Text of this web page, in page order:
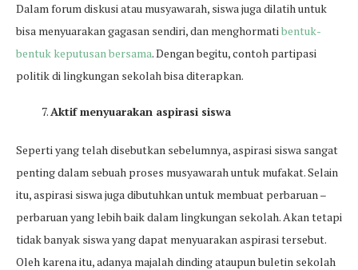
Dalam forum diskusi atau musyawarah, siswa juga dilatih untuk
bisa menyuarakan gagasan sendiri, dan menghormatibentuk-
bentuk keputusan bersama. Dengan begitu, contoh partipasi
politik di lingkungan sekolah bisa diterapkan.
Aktif menyuarakan aspirasi siswa
Seperti yang telah disebutkan sebelumnya, aspirasi siswa sangat
penting dalam sebuah proses musyawarah untuk mufakat. Selain
itu, aspirasi siswa juga dibutuhkan untuk membuat perbaruan –
perbaruan yang lebih baik dalam lingkungan sekolah. Akan tetapi
tidak banyak siswa yang dapat menyuarakan aspirasi tersebut.
Oleh karena itu, adanya majalah dinding ataupun buletin sekolah